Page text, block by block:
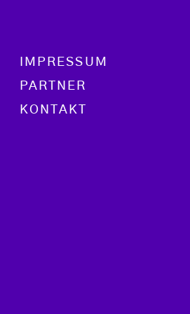
Footer menu
IMPRESSUM
PARTNER
KONTAKT